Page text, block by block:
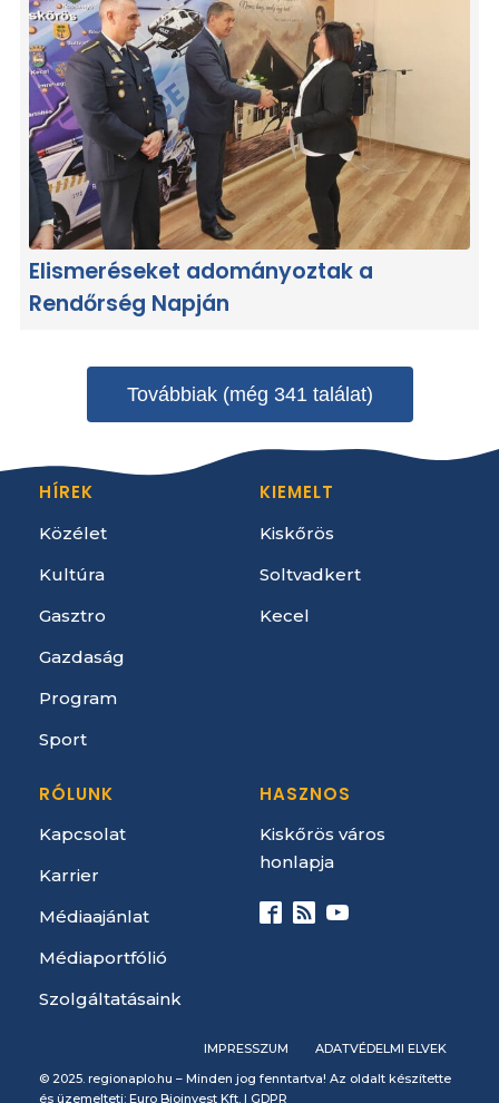
Elismeréseket adományoztak a
Rendőrség Napján
Továbbiak (még 341 találat)
HÍREK
Közélet
Kultúra
Gasztro
Gazdaság
Program
Sport
KIEMELT
Kiskőrös
Soltvadkert
Kecel
RÓLUNK
Kapcsolat
Karrier
Médiaajánlat
Médiaportfólió
Szolgáltatásaink
HASZNOS
Kiskőrös város
honlapja
© 2025. regionaplo.hu – Minden jog fenntartva! Az oldalt készítette
és üzemelteti: Euro Bioinvest Kft. | GDPR
IMPRESSZUM ADATVÉDELMI ELVEK